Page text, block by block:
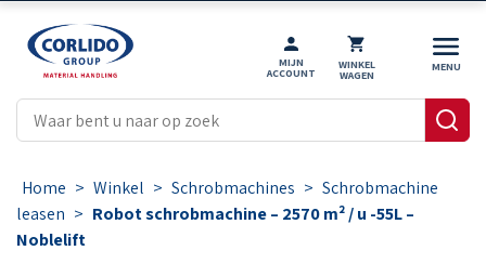
MIJN
ACCOUNT
WINKEL
WAGEN
Home > Winkel > Schrobmachines > Schrobmachine
leasen > Robot schrobmachine – 2570 m² / u -55L –
Noblelift